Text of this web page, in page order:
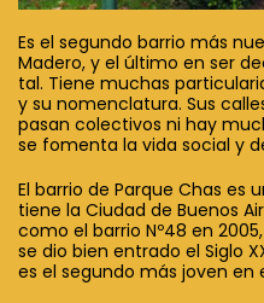
Es el segundo barrio más
Madero, y el último en ser
tal. Tiene muchas
y su nomenclatura. Sus
pasan colectivos ni hay
se fomenta la vida social y
El barrio de Parque Chas es
tiene la Ciudad de Buenos
como el barrio Nº48 en
se dio bien entrado el Siglo
es el segundo más